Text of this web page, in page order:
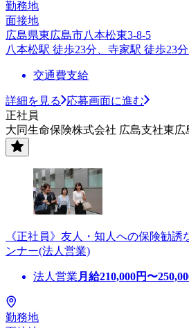
勤務地
面接地
広島県東広島市八本松東3-8-5
八本松駅 徒歩23分、寺家駅 徒歩23
交通費支給
詳細を見る
応募画面に進む
正社員
大同生命保険株式会社 広島支社東広
《正社員》友人・知人への保険勧誘
ンナー(法人営業)
法人営業 月給210,000円〜
勤務地